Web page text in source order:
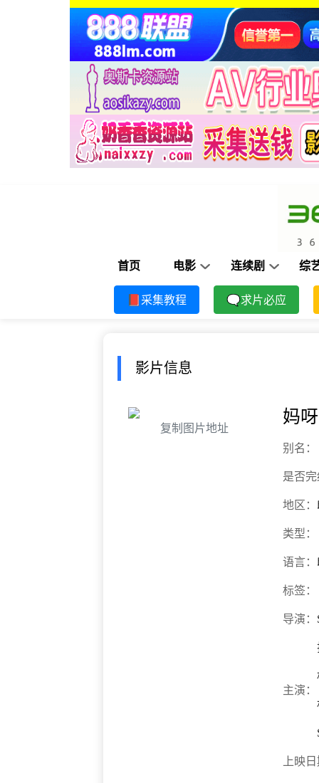
首页 电影 连续剧 综
📕采集教程 🗨求片必应
影片信息
复制图片地址
妈
别名：
是否
地区：
类型：
语言：
标签：
导演：
主演：
上映